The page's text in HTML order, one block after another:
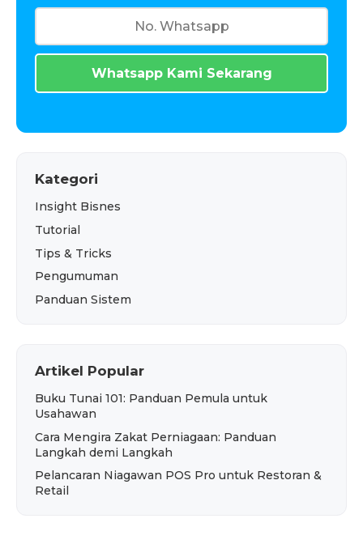
Whatsapp Kami Sekarang
Kategori
Insight Bisnes
Tutorial
Tips & Tricks
Pengumuman
Panduan Sistem
Artikel Popular
Buku Tunai 101: Panduan Pemula untuk
Usahawan
Cara Mengira Zakat Perniagaan: Panduan
Langkah demi Langkah
Pelancaran Niagawan POS Pro untuk Restoran &
Retail